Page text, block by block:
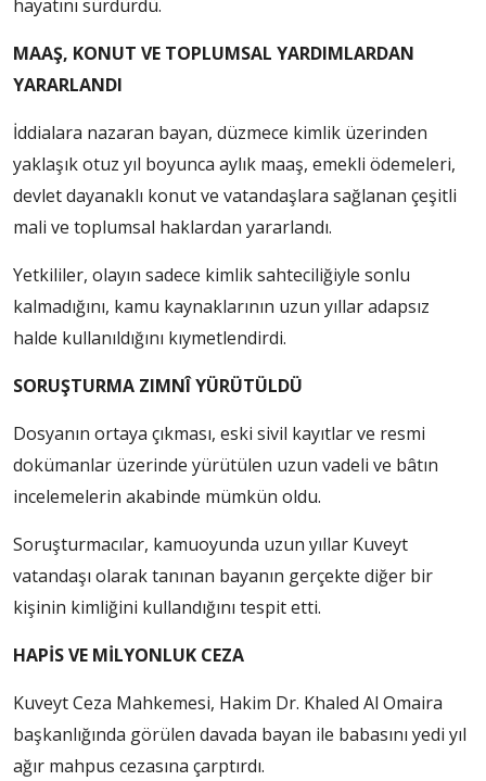
hayatını sürdürdü.
MAAŞ, KONUT VE TOPLUMSAL YARDIMLARDAN
YARARLANDI
İddialara nazaran bayan, düzmece kimlik üzerinden
yaklaşık otuz yıl boyunca aylık maaş, emekli ödemeleri,
devlet dayanaklı konut ve vatandaşlara sağlanan çeşitli
mali ve toplumsal haklardan yararlandı.
Yetkililer, olayın sadece kimlik sahteciliğiyle sonlu
kalmadığını, kamu kaynaklarının uzun yıllar adapsız
halde kullanıldığını kıymetlendirdi.
SORUŞTURMA ZIMNÎ YÜRÜTÜLDÜ
Dosyanın ortaya çıkması, eski sivil kayıtlar ve resmi
dokümanlar üzerinde yürütülen uzun vadeli ve bâtın
incelemelerin akabinde mümkün oldu.
Soruşturmacılar, kamuoyunda uzun yıllar Kuveyt
vatandaşı olarak tanınan bayanın gerçekte diğer bir
kişinin kimliğini kullandığını tespit etti.
HAPİS VE MİLYONLUK CEZA
Kuveyt Ceza Mahkemesi, Hakim Dr. Khaled Al Omaira
başkanlığında görülen davada bayan ile babasını yedi yıl
ağır mahpus cezasına çarptırdı.